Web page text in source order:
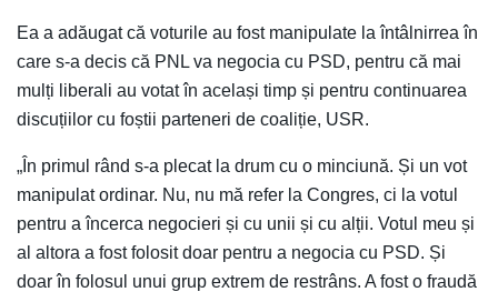
Ea a adăugat că voturile au fost manipulate la întâlnirrea în
care s-a decis că PNL va negocia cu PSD, pentru că mai
mulți liberali au votat în același timp și pentru continuarea
discuțiilor cu foștii parteneri de coaliție, USR.
„În primul rând s-a plecat la drum cu o minciună. Și un vot
manipulat ordinar. Nu, nu mă refer la Congres, ci la votul
pentru a încerca negocieri și cu unii și cu alții. Votul meu și
al altora a fost folosit doar pentru a negocia cu PSD. Și
doar în folosul unui grup extrem de restrâns. A fost o fraudă